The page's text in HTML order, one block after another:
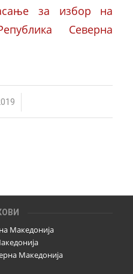
за избор на
Северна
Македонија
Македонија